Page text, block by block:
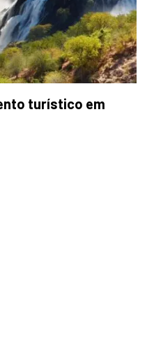
turístico em